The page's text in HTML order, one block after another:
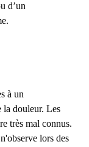
d’un
à un
la douleur. Les
très mal connus.
lors des